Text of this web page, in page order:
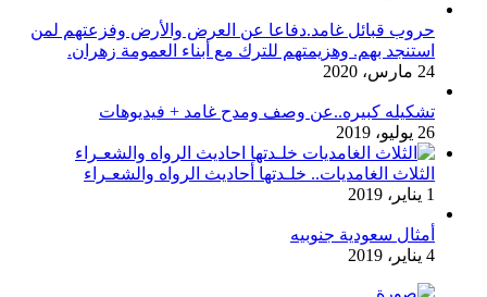
حروب قبائل غامد.دفاعا عن العرض والأرض وفزعتهم لمن
استنجد بهم. وهزيمتهم للترك مع أبناء العمومة زهران.
24 مارس، 2020
تشكيله كبيره..عن وصف ومدح غامد + فيديوهات
26 يوليو، 2019
الثلاث الغامديات.. خلـدتها أحاديث الرواه والشعـراء
1 يناير، 2019
أمثال سعودية جنوبيه
4 يناير، 2019